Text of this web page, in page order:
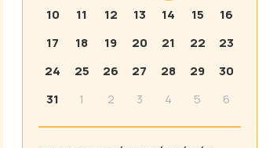
10
11 12 13 14 15
16
17
18 19 20 21 22
23
24
25 26 27 28 29
30
31
1 2 3 4 5 6